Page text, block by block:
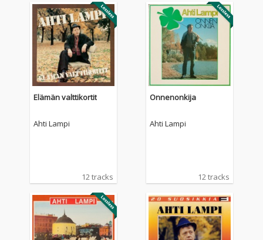
Elämän valttikortit
Ahti Lampi
12 tracks
Onnenonkija
Ahti Lampi
12 tracks